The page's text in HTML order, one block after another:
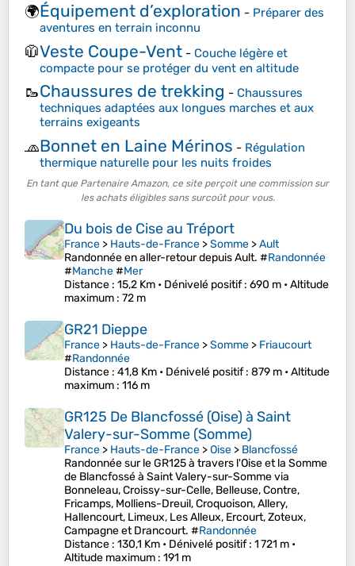
🌍Équipement d’exploration - Préparer des
aventures en terrain inconnu
🧥Veste Coupe-Vent - Couche légère et
compacte pour se protéger du vent en altitude
🥾Chaussures de trekking - Chaussures
techniques adaptées aux longues marches et aux
terrains exigeants
🧢Bonnet en Laine Mérinos - Régulation
thermique naturelle pour les nuits froides
En tant que Partenaire Amazon, ce site perçoit une commission sur
les achats éligibles sans surcoût pour vous.
Du bois de Cise au Tréport
France > Hauts-de-France >Somme >Ault
Randonnée en aller-retour depuis Ault. #Randonnée
#Manche#Mer
Distance : 15,2 Km • Dénivelé positif: 690 m •Altitude
maximum : 72 m
GR21 Dieppe
France > Hauts-de-France >Somme > Friaucourt
#Randonnée
Distance : 41,8 Km • Dénivelé positif: 879 m •Altitude
maximum : 116 m
GR125 De Blancfossé (Oise) à Saint
Valery-sur-Somme (Somme)
France > Hauts-de-France >Oise > Blancfossé
Randonnée sur le GR125 à travers l'Oise et la Somme
de Blancfossé à Saint Valery-sur-Somme via
Bonneleau, Croissy-sur-Celle, Belleuse, Contre,
Fricamps, Molliens-Dreuil, Croquoison, Allery,
Hallencourt, Limeux, Les Alleux, Ercourt, Zoteux,
Campagne et Drancourt. #Randonnée
Distance : 130,1 Km • Dénivelé positif: 1 721 m •
Altitude maximum : 191 m